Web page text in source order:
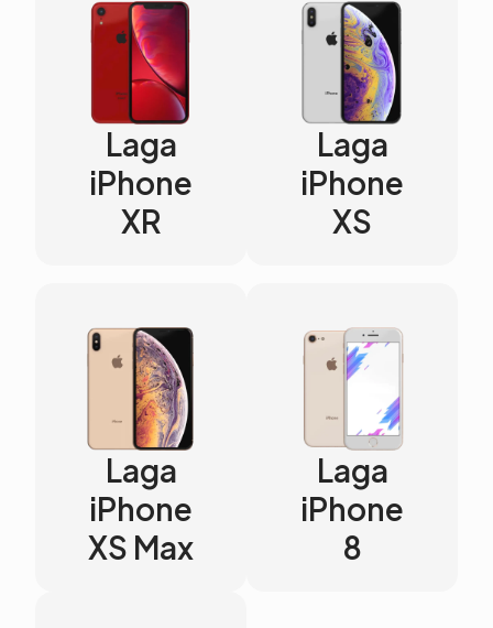
Laga
iPhone
XR
Laga
iPhone
XS
Laga
iPhone
XS Max
Laga
iPhone
8